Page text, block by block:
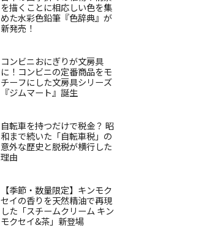
を描くことに相応しい色を集
めた水彩色鉛筆『色辞典』が
新発売！
コンビニおにぎりが文房具
に！コンビニの定番商品をモ
チーフにした文房具シリーズ
『ジムマート』誕生
自転車を持つだけで税金？ 昭
和まで続いた「自転車税」の
意外な歴史と脱税が横行した
理由
【季節・数量限定】キンモク
セイの香りを天然精油で再現
した「スチームクリーム キン
モクセイ&茶」新登場